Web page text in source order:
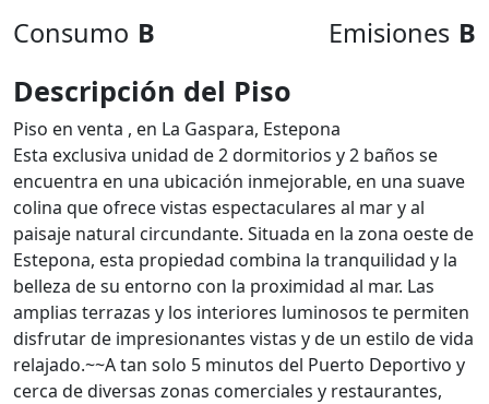
Consumo B Emisiones B
Descripción del Piso
Piso en venta , en La Gaspara, Estepona
Esta exclusiva unidad de 2 dormitorios y 2 baños se
encuentra en una ubicación inmejorable, en una suave
colina que ofrece vistas espectaculares al mar y al
paisaje natural circundante. Situada en la zona oeste de
Estepona, esta propiedad combina la tranquilidad y la
belleza de su entorno con la proximidad al mar. Las
amplias terrazas y los interiores luminosos te permiten
disfrutar de impresionantes vistas y de un estilo de vida
relajado.~~A tan solo 5 minutos del Puerto Deportivo y
cerca de diversas zonas comerciales y restaurantes,